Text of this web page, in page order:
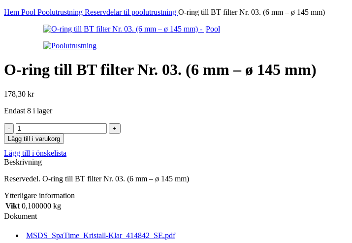
Hem Pool Poolutrustning Reservdelar til poolutrustning O-ring till BT filter Nr. 03. (6 mm – ø 145 mm)
O-ring till BT filter Nr. 03. (6 mm – ø 145 mm)
178,30 kr
Endast 8 i lager
O-
ring
till
BT
filter
03.
mm
–
ø
mm)
Lägg till i varukorg
Lägg till i önskelista
Beskrivning
Reservedel. O-ring till BT filter Nr. 03. (6 mm – ø 145 mm)
Ytterligare information
Vikt 0,100000 kg
Dokument
MSDS_SpaTime_Kristall-Klar_414842_SE.pdf